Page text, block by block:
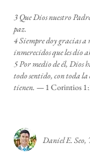
3 Que Dios nuestro
paz.
4 Siempre doy gracias a
inmerecidos que les dio
5 Por medio de él, Dios
todo sentido, con toda la
tienen.— 1 Corintios
Daniel E.